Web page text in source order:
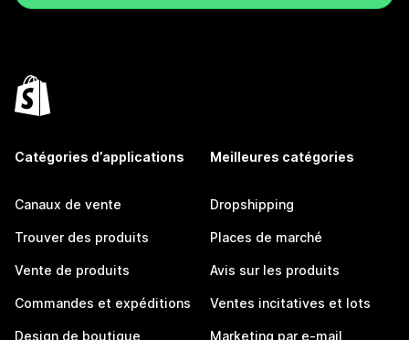
Catégories d’applications
Canaux de vente
Trouver des produits
Vente de produits
Commandes et expéditions
Design de boutique
Meilleures catégories
Dropshipping
Places de marché
Avis sur les produits
Ventes incitatives et lots
Marketing par e-mail